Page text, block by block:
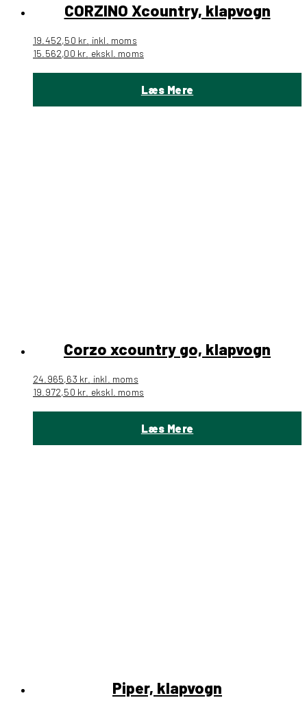
CORZINO Xcountry, klapvogn
19.452,50 kr. inkl. moms
15.562,00 kr. ekskl. moms
Læs Mere
Corzo xcountry go, klapvogn
24.965,63 kr. inkl. moms
19.972,50 kr. ekskl. moms
Læs Mere
Piper, klapvogn